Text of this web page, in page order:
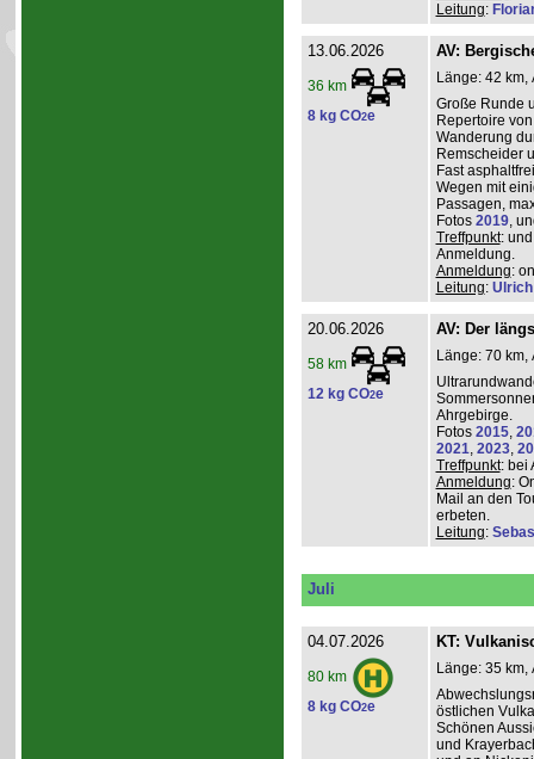
Leitung:
13.06.2026
36 km
8 kg CO2e
AV:
Länge: 42 km,
Große Runde
Repertoire
Wanderung
Remscheider
Fast
Wegen mit
Passagen,
Fotos 2019,
Treffpunkt:
Anmeldung.
Anmeldung:
Leitung:
20.06.2026
58 km
12 kg CO2e
AV: Der
Länge: 70 km,
Ahrgebirge.
Fotos 2015,
2021, 2023,
Treffpunkt: bei
Anmeldung:
Mail an den
erbeten.
Leitung:
Juli
04.07.2026
80 km
8 kg CO2e
KT:
Länge: 35 km,
östlichen
Schönen
und